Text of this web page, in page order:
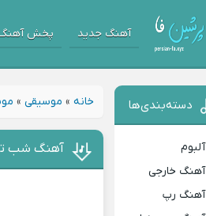
آهنگ جدید پخش
خانه » موسیقی »
آهنگ شب
دسته‌بندی‌ها
آلبوم
آهنگ خارجی
آهنگ رپ